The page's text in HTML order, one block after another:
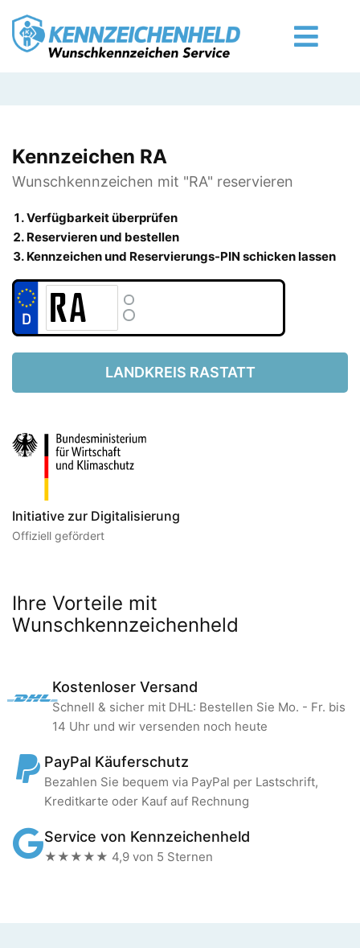
Kennzeichen RA
Wunschkennzeichen mit "RA" reservieren
Verfügbarkeit überprüfen
Reservieren und bestellen
Kennzeichen und Reservierungs-PIN schicken lassen
LANDKREIS RASTATT
Initiative zur Digitalisierung
Offiziell gefördert
Ihre Vorteile mit
Wunschkennzeichenheld
Kostenloser Versand
Schnell & sicher mit DHL: Bestellen Sie Mo. - Fr. bis
14 Uhr und wir versenden noch heute
PayPal Käuferschutz
Bezahlen Sie bequem via PayPal per Lastschrift,
Kreditkarte oder Kauf auf Rechnung
Service von Kennzeichenheld
★★★★★ 4,9 von 5 Sternen